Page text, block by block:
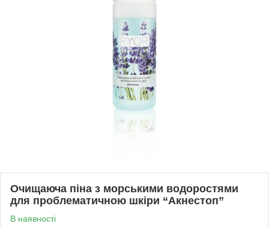
Очищаюча піна з морськими водоростями
для проблематичною шкіри “Акнестоп”
В наявності